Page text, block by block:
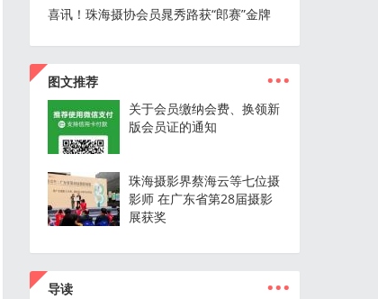
行
喜讯！珠海摄协会员晁秀路获“郎赛”金牌
图文推荐 ...
关于会员缴纳会费、换领新
版会员证的通知
珠海摄影界蔡海云等七位摄
影师 在广东省第28届摄影
展获奖
导读 ...